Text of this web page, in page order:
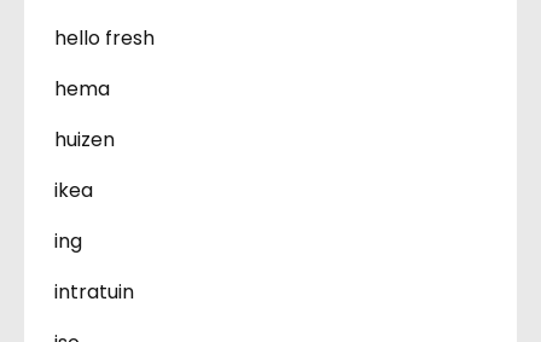
hello fresh
hema
huizen
ikea
ing
intratuin